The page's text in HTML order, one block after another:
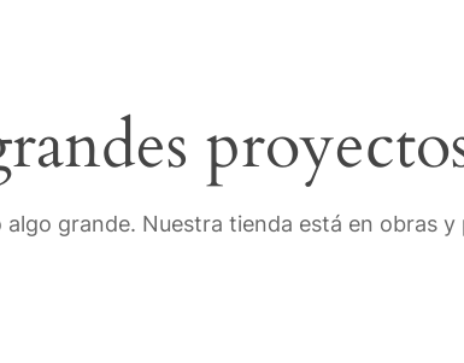
algo grande. Nuestra tienda está en obras